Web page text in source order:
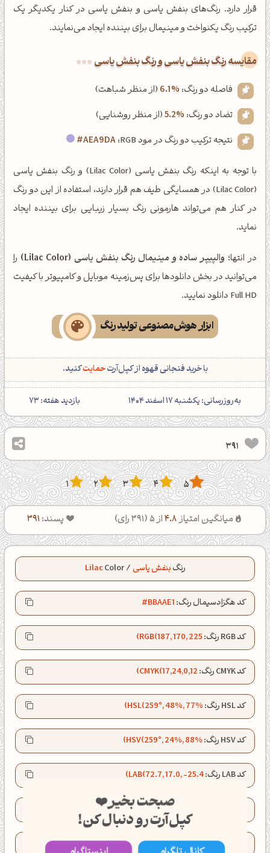
قرار دارد. رنگ‌های بنفش یاسی و بنفش یاسی در کنار یکدیگر یک
ترکیب رنگ یکنواخت و مینیمال برای بیننده ایجاد می‌نمایند.
‌مقایسه رنگ بنفش یاسی و رنگ بنفش یاسی
فاصله دو رنگ: 6.1% (از منظر شباهت)
تضاد دو رنگ: 5.2%(از منظر روشنایی)
نتیجه ترکیب دو رنگ در مود RGB:
#AEA9DA
با توجه به اینکه رنگ بنفش یاسی (Lilac Color) و رنگ بنفش یاسی
(Lilac Color) در همسایگی طیف هم قرار دارند، استفاده از این دو رنگ
در کنار هم می‌تواند هارمونی رنگ بسیار زیبایی برای بیننده ایجاد
نماید.
در انتها؛ والپیپر ساده و مینیمال رنگ بنفش یاسی (Lilac Color)
را
می‌توانید در بخش دانلودها برای پس‌زمینه موبایل و کامپیوتر با کیفیت
Full HD دانلود نمایید.
ابزار هوش‌مصنوعی تولید رنگ
با خرید فنجانی قهوه از کپل‌آرتحمایتکنید.
‌به‌روزرسانی: یکشنبه 17 اسفند 1404 بازدید هفته:73
391
5
4
3
2
1
میانگین امتیاز4.8از 5 ( 391رای) پسند: 391
رنگبنفش یاسی/
Color
Lilac
کد هگزادسیمال رنگ:#BBAAE1
کد RGB رنگ: RGB(187, 170, 225)
کد CMYK رنگ: CMYK(17,24,0,12)
کد HSL رنگ: HSL(259°, 48%, 77%)
کد HSV رنگ: HSV(259°, 24%, 88%)
کد LAB رنگ: LAB(72.7, 17.0, -25.4)
XYZ(48.5, 44.8, 77.3)
HWB(259°, 67%, 12%)
صبحت بخیر❤️
کپل‌آرت رو دنبال کن!